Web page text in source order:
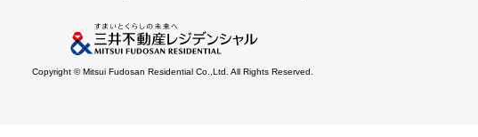
Copyright © Mitsui Fudosan Residential Co.,Ltd. All Rights Reserved.